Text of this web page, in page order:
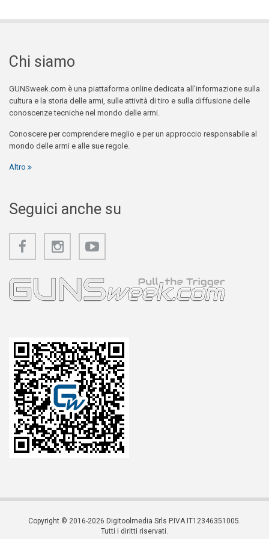
Chi siamo
GUNSweek.com è una piattaforma online dedicata all'informazione sulla
cultura e la storia delle armi, sulle attività di tiro e sulla diffusione delle
conoscenze tecniche nel mondo delle armi.
Conoscere per comprendere meglio e per un approccio responsabile al
mondo delle armi e alle sue regole.
Altro
Seguici anche su
Copyright © 2016-2026 Digitoolmedia Srls P.IVA IT12346351005.
Tutti i diritti riservati.